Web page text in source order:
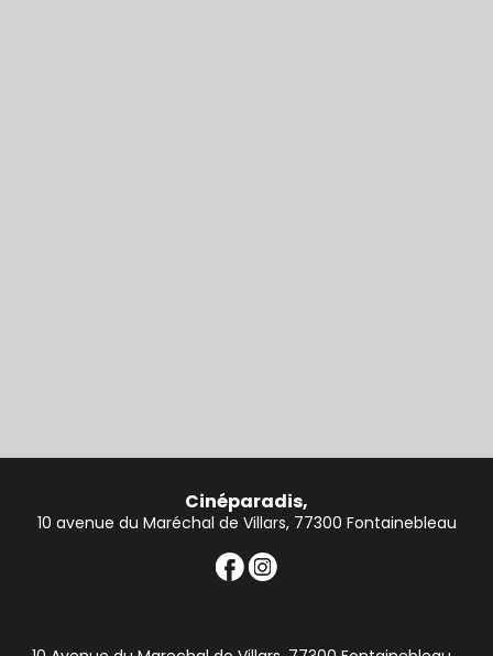
Cinéparadis,
10 avenue du Maréchal de Villars, 77300 Fontainebleau